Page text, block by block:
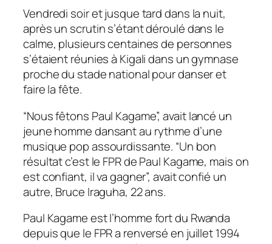
Vendredi soir et jusque tard dans la nuit,
après un scrutin s’étant déroulé dans le
calme, plusieurs centaines de personnes
s’étaient réunies à Kigali dans un gymnase
proche du stade national pour danser et
faire la fête.
“Nous fêtons Paul Kagame”, avait lancé un
jeune homme dansant au rythme d’une
musique pop assourdissante. “Un bon
résultat c’est le FPR de Paul Kagame, mais on
est confiant, il va gagner”, avait confié un
autre, Bruce Iraguha, 22 ans.
Paul Kagame est l’homme fort du Rwanda
depuis que le FPR a renversé en juillet 1994